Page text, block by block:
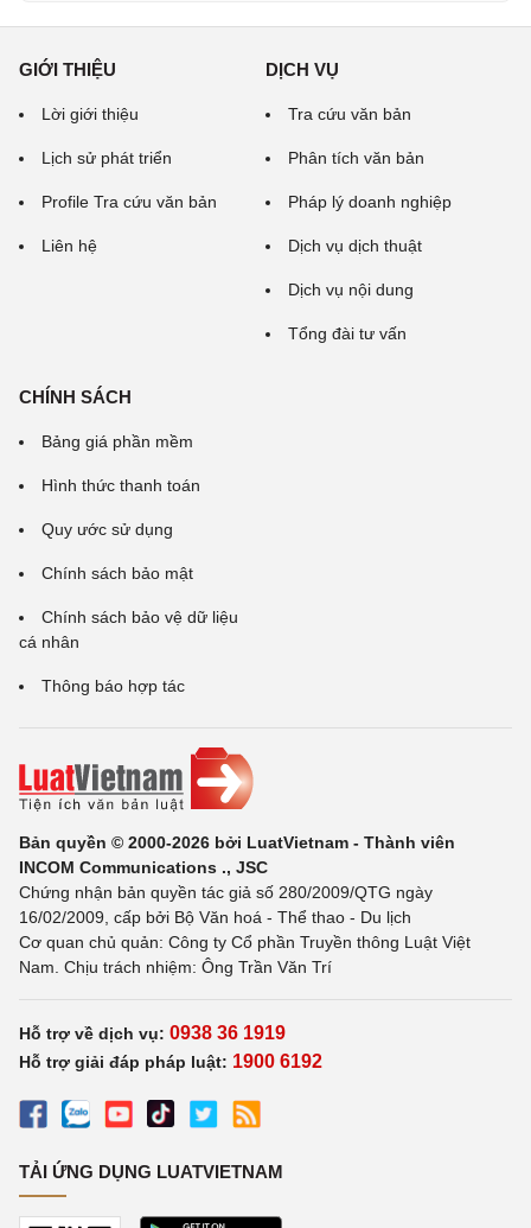
GIỚI THIỆU
Lời giới thiệu
Lịch sử phát triển
Profile Tra cứu văn bản
Liên hệ
DỊCH VỤ
Tra cứu văn bản
Phân tích văn bản
Pháp lý doanh nghiệp
Dịch vụ dịch thuật
Dịch vụ nội dung
Tổng đài tư vấn
CHÍNH SÁCH
Bảng giá phần mềm
Hình thức thanh toán
Quy ước sử dụng
Chính sách bảo mật
Chính sách bảo vệ dữ liệu
cá nhân
Thông báo hợp tác
Bản quyền © 2000-2026 bởi LuatVietnam - Thành viên
INCOM Communications ., JSC
Chứng nhận bản quyền tác giả số 280/2009/QTG ngày
16/02/2009, cấp bởi Bộ Văn hoá - Thể thao - Du lịch
Cơ quan chủ quản: Công ty Cổ phần Truyền thông Luật Việt
Nam. Chịu trách nhiệm: Ông Trần Văn Trí
Hỗ trợ về dịch vụ: 0938 36 1919
Hỗ trợ giải đáp pháp luật: 1900 6192
TẢI ỨNG DỤNG LUATVIETNAM